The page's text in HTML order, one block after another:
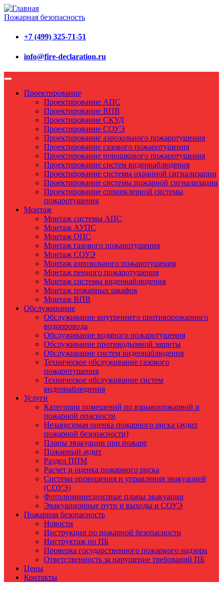
Пожарная безопасность
+7 (499) 325-71-51
info@fire-declaration.ru
Проектирование
Проектирование АПС
Проектирование ВПВ
Проектирование СКУД
Проектирование СОУЭ
Проектирование аэрозольного пожаротушения
Проектирование газового пожаротушения
Проектирование порошкового пожаротушения
Проектирование систем видеонаблюдения
Проектирование системы охранной сигнализации
Проектирование системы пожарной сигнализации
Проектирование спринклерной системы
пожаротушения
Монтаж
Монтаж системы АПС
Монтаж АУПС
Монтаж ОПС
Монтаж газового пожаротушения
Монтаж СОУЭ
Монтаж аэрозольного пожаротушения
Монтаж пенного пожаротушения
Монтаж системы видеонаблюдения
Монтаж пожарных шкафов
Монтаж ВПВ
Обслуживание
Обслуживание внутреннего противопожарного
водопровода
Обслуживание водяного пожаротушения
Обслуживание противодымной защиты
Обслуживание систем видеонаблюдения
Техническое обслуживание газового
пожаротушения
Техническое обслуживание систем
видеонаблюдения
Услуги
Категории помещений по взрывопожарной и
пожарной опасности
Независимая оценка пожарного риска (аудит
пожарной безопасности)
Планы эвакуации при пожаре
Пожарный аудит
Раздел ППМ
Расчет и оценка пожарного риска
Система оповещения и управления эвакуацией
(СОУЭ)
Фотолюминесцентные планы эвакуации
Эвакуационные пути и выходы и СОУЭ
Пожарная безопасность
Новости
Инструкции по пожарной безопасности
Инструктаж по ПБ
Проверка государственного пожарного надзора
Ответственность за нарушение требований ПБ
Цены
Контакты